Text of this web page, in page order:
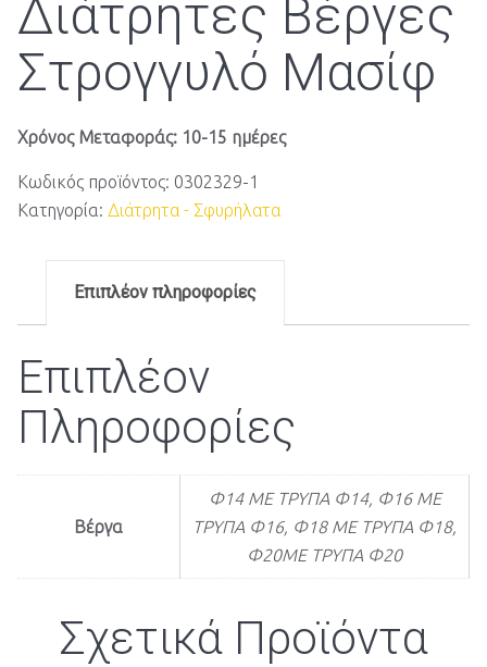
Διάτρητες Βέργες
Στρογγυλό Μασίφ
Χρόνος Μεταφοράς: 10-15 ημέρες
Κωδικός προϊόντος: 0302329-1
Κατηγορία: Διάτρητα - Σφυρήλατα
Επιπλέον πληροφορίες
Επιπλέον
Πληροφορίες
Βέργα
Φ14 ΜΕ ΤΡΥΠΑ Φ14, Φ16 ΜΕ
ΤΡΥΠΑ Φ16, Φ18 ΜΕ ΤΡΥΠΑ Φ18,
Φ20ΜΕ ΤΡΥΠΑ Φ20
Σχετικά Προϊόντα